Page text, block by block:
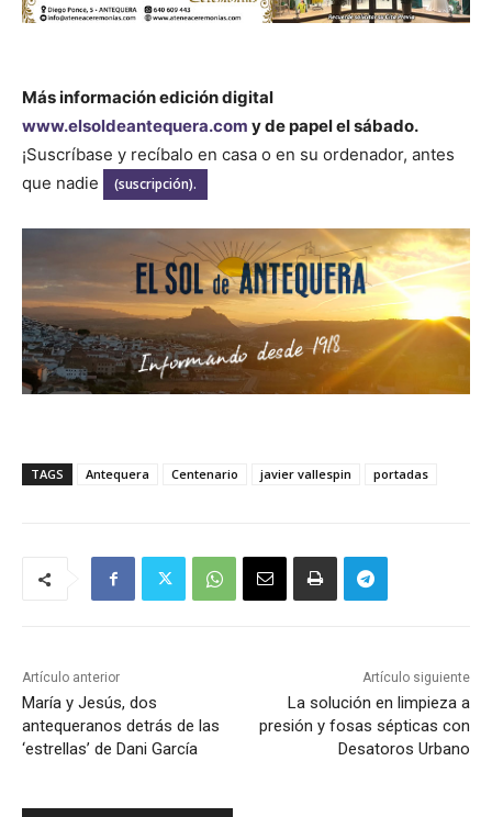
Más información edición digital
www.elsoldeantequera.com y de papel el sábado.
¡Suscríbase y recíbalo en casa o en su ordenador, antes
que nadie
(suscripción).
TAGS Antequera Centenario javier vallespin portadas
Artículo anterior
María y Jesús, dos
antequeranos detrás de las
‘estrellas’ de Dani García
Artículo siguiente
La solución en limpieza a
presión y fosas sépticas con
Desatoros Urbano